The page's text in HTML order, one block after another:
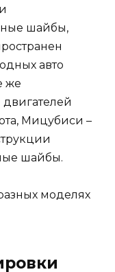
шайбы,
авто
же
Мицубиси –
шайбы.